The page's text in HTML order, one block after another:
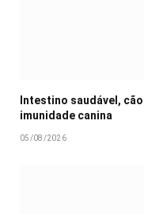
Intestino saudável,
imunidade canina
05/08/2026